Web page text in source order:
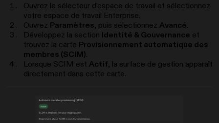
Ouvrez le sélecteur d’espace de travail et sélectionnez
votre espace de travail Enterprise.
Ouvrez Paramètres, puis sélectionnez Avancé.
Développez la section Identité & Gouvernance et
trouvez la carte Provisionnement automatique des
membres (SCIM).
Lorsque SCIM est Actif, la surface de gestion apparaît
directement dans cette carte.